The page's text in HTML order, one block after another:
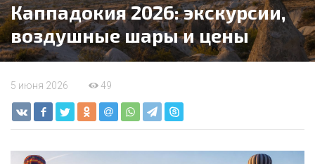
Каппадокия 2026: экскурсии,
воздушные шары и цены
5 июня 2026 49